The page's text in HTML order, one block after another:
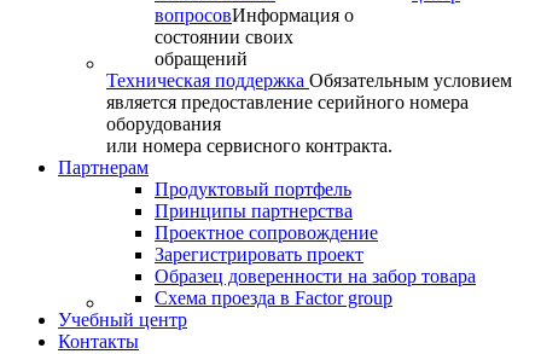
вопросовИнформация о
состоянии своих
обращений
Техническая поддержка Обязательным условием
является предоставление серийного номера
оборудования
или номера сервисного контракта.
Партнерам
Продуктовый портфель
Принципы партнерства
Проектное сопровождение
Зарегистрировать проект
Образец доверенности на забор товара
Схема проезда в Factor group
Учебный центр
Контакты